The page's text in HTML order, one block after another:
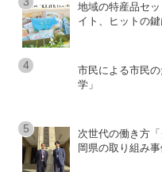
地域の特産品セ
イト、ヒットの
市民による市民
学」
次世代の働き方
岡県の取り組み事